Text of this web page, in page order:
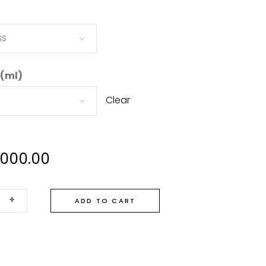
Clear
+ ADD TO CART